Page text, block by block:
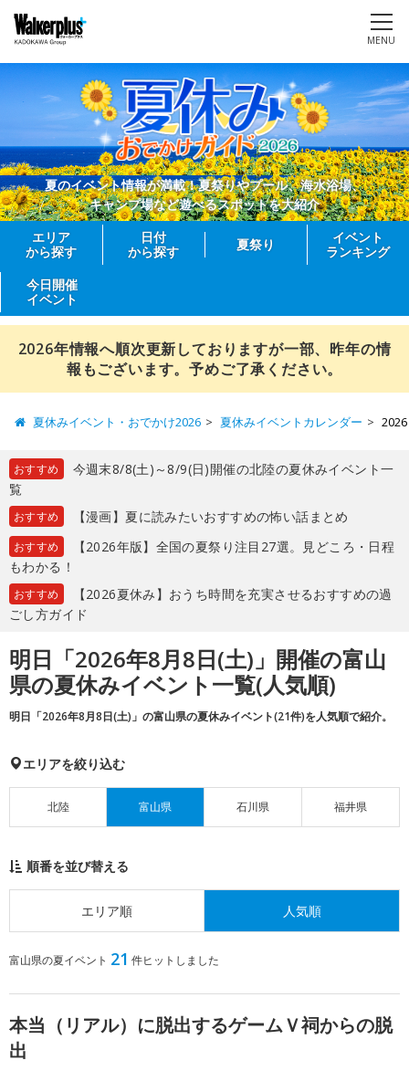
MENU
夏のイベント情報が満載！夏祭りやプール、海水浴場、
キャンプ場など遊べるスポットを大紹介
エリア
から探す
日付
から探す
夏祭り
イベント
ランキング
今日開催
イベント
2026年情報へ順次更新しておりますが一部、昨年の情
報もございます。予めご了承ください。
夏休みイベント・おでかけ2026 夏休みイベントカレンダー
おすすめ
今週末8/8(土)～8/9(日)開催の北陸の夏休みイベント一
覧
おすすめ 【漫画】夏に読みたいおすすめの怖い話まとめ
おすすめ
【2026年版】全国の夏祭り注目27選。見どころ・日程
もわかる！
おすすめ
【2026夏休み】おうち時間を充実させるおすすめの過
ごし方ガイド
明日「2026年8月8日(土)」開催の富山
県の夏休みイベント一覧(人気順)
明日「2026年8月8日(土)」の富山県の夏休みイベント(21件)を人気順で紹介。
エリアを絞り込む
北陸 富山県 石川県 福井県
順番を並び替える
エリア順 人気順
富山県の夏イベント 21 件ヒットしました
本当（リアル）に脱出するゲームＶ祠からの脱
出